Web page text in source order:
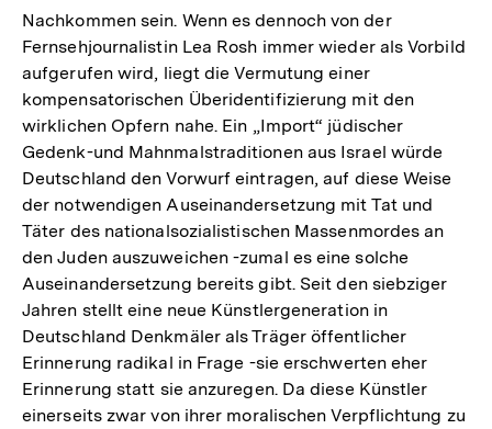
Nachkommen sein. Wenn es dennoch von der
Fernsehjournalistin Lea Rosh immer wieder als Vorbild
aufgerufen wird, liegt die Vermutung einer
kompensatorischen Überidentifizierung mit den
wirklichen Opfern nahe. Ein „Import“ jüdischer
Gedenk-und Mahnmalstraditionen aus Israel würde
Deutschland den Vorwurf eintragen, auf diese Weise
der notwendigen Auseinandersetzung mit Tat und
Täter des nationalsozialistischen Massenmordes an
den Juden auszuweichen -zumal es eine solche
Auseinandersetzung bereits gibt. Seit den siebziger
Jahren stellt eine neue Künstlergeneration in
Deutschland Denkmäler als Träger öffentlicher
Erinnerung radikal in Frage -sie erschwerten eher
Erinnerung statt sie anzuregen. Da diese Künstler
einerseits zwar von ihrer moralischen Verpflichtung zu